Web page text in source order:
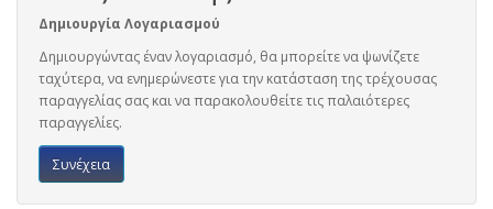
Δημιουργία Λογαριασμού
Δημιουργώντας έναν λογαριασμό, θα μπορείτε να ψωνίζετε
ταχύτερα, να ενημερώνεστε για την κατάσταση της τρέχουσας
παραγγελίας σας και να παρακολουθείτε τις παλαιότερες
παραγγελίες.
Συνέχεια